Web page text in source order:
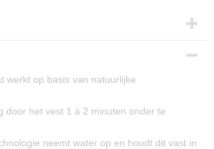
werkt op basis van natuurlijke
door het vest 1 à 2 minuten onder te
neemt water op en houdt dit vast in